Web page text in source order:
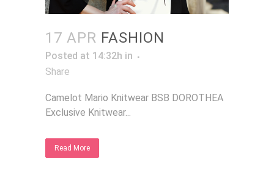
17 APR FASHION
Posted at 14:32h in
Share
Camelot Mario Knitwear BSB DOROTHEA
Exclusive Knitwear...
Read More